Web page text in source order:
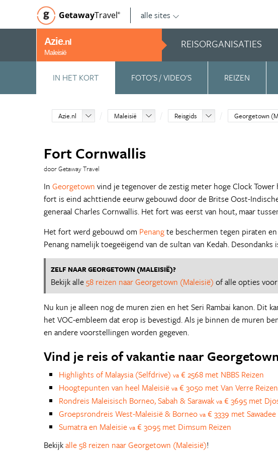
GetawayTravel© alle sites
Azie.nl
Maleisië
REISORGANISATIES
IN HET KORT FOTO'S / VIDEO'S REIZEN
Azie.nl Maleisië Reisgids Georgetown
Fort Cornwallis
door Getaway Travel
In Georgetown vind je tegenover de zestig meter hoge Clock
fort is eind achttiende eeurw gebouwd door de Britse Oost-
generaal Charles Cornwallis. Het fort was eerst van hout, maar
Het fort werd gebouwd om Penangte beschermen tegen piraten
Penang namelijk toegeëigend van de sultan van Kedah.
ZELF NAAR GEORGETOWN (MALEISIË)?
Bekijk alle58 reizen naar Georgetown (Maleisië) of alle opties
Nu kun je alleen nog de muren zien en het Seri Rambai kanon. Dit
het VOC-embleem dat erop is bevestigd. Als je binnen de muren
en andere voorstellingen worden gegeven.
Vind je reis of vakantie naar
Highlights of Malaysia (Selfdrive) va € 2568 met NBBS Reizen
Hoogtepunten van heel Maleisië va € 3050 met Van Verre Reizen
Rondreis Maleisisch Borneo, Sabah & Sarawak va € 3695 met
Groepsrondreis West-Maleisië & Borneo va € 3339 met Sawadee
Sumatra en Maleisie va € 3095 met Dimsum Reizen
Bekijkalle 58 reizen naar Georgetown (Maleisië)!